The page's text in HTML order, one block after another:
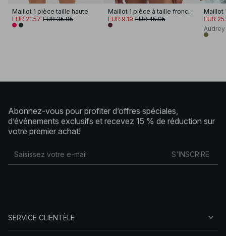
Maillot 1 pièce taille haute
EUR 21.57 EUR 35.95
Maillot 1 pièce à taille froncée
EUR 9.19 EUR 45.95
Maillot
EUR
Abonnez-vous pour profiter d’offres spéciales,
d’événements exclusifs et recevez 15 % de réduction sur
votre premier achat!
S'INSCRIRE
SERVICE CLIENTÈLE